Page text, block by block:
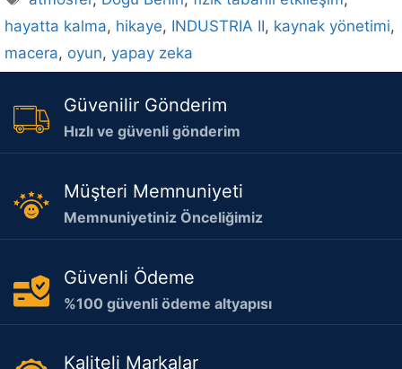
hayatta kalma, hikaye, INDUSTRIA II, kaynak yönetimi,
macera, oyun, yapay zeka
Güvenilir Gönderim
Hızlı ve güvenli gönderim
Müşteri Memnuniyeti
Memnuniyetiniz Önceliğimiz
Güvenli Ödeme
%100 güvenli ödeme altyapısı
Kaliteli Markalar